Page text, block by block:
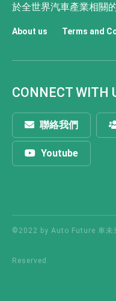
於全世界汽車產業相關
About us Terms and
CONNECT WITH
聯絡我們
Youtube
©2022 by Auto Future 車未
Reserved.